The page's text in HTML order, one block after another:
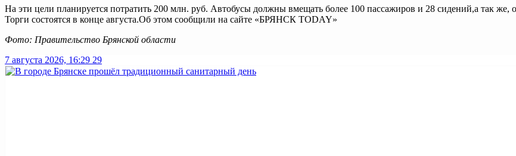
На эти цели планируется потратить 200 млн. руб. Автобусы должны вмещать более 100 пассажиров и 28 сидений,а так же,
Торги состоятся в конце августа.Об этом сообщили на сайте «БРЯНСК TODAY»
Фото: Правительство Брянской области
7 августа 2026, 16:29 29